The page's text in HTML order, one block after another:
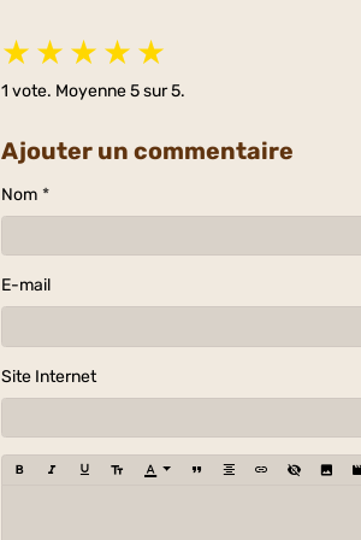
★ ★ ★ ★ ★
1 vote. Moyenne5sur 5.
Ajouter un commentaire
Nom
E-mail
Site Internet